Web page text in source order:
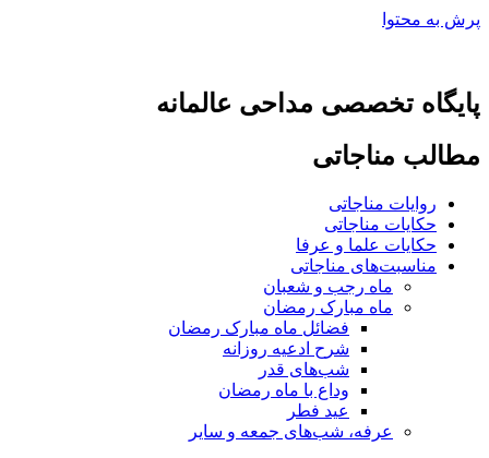
پرش به محتوا
پایگاه تخصصی مداحی عالمانه
مطالب مناجاتی
روایات مناجاتی
حکایات مناجاتی
حکایات علما و عرفا
مناسبت‌های مناجاتی
ماه رجب و شعبان
ماه مبارک رمضان
فضائل ماه مبارک رمضان
شرح ادعیه روزانه
شب‌های قدر
وداع با ماه رمضان
عید فطر
عرفه، شب‌های جمعه و سایر